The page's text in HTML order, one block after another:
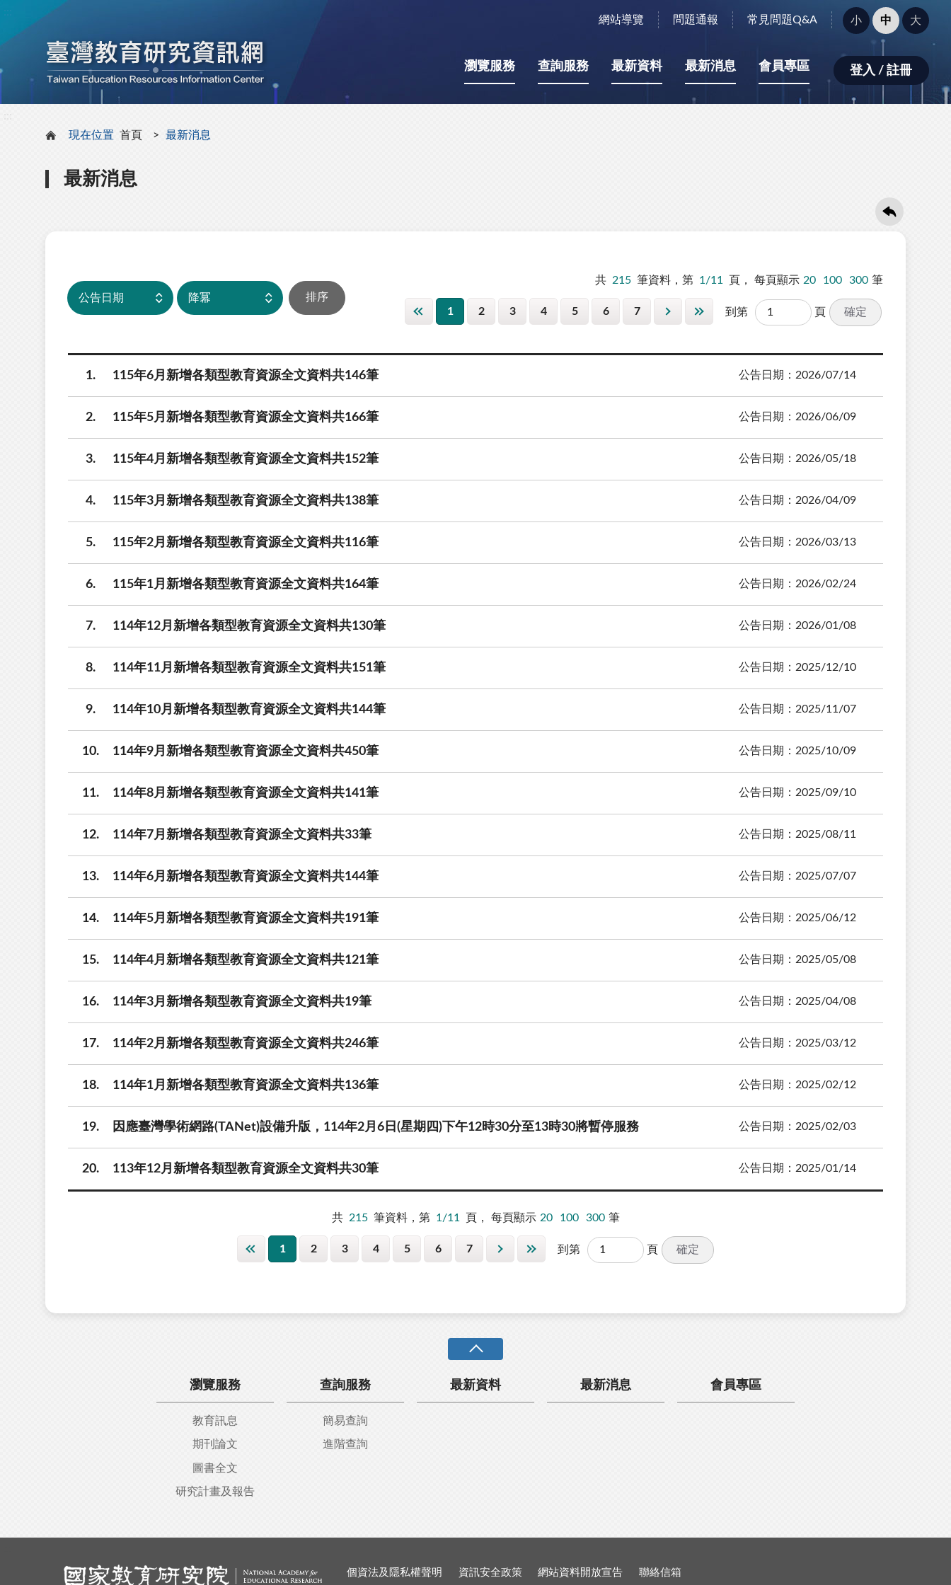
網站導覽 問題通報 常見問題Q&A
字
型
小：
小 中 大
瀏覽服務 查詢服務 最新資料 最新消息 會員專區 登入 / 註冊
現在位置 首頁 最新消息
最新消息
共 215 筆資料，第 1/11 頁， 每頁顯示 20 100 300 筆
1 2 3 4 5 6 7 到第 頁 確定
1 115年6月新增各類型教育資源全文資料共146筆 公告日期：2026/07/14
2 115年5月新增各類型教育資源全文資料共166筆 公告日期：2026/06/09
3 115年4月新增各類型教育資源全文資料共152筆 公告日期：2026/05/18
4 115年3月新增各類型教育資源全文資料共138筆 公告日期：2026/04/09
5 115年2月新增各類型教育資源全文資料共116筆 公告日期：2026/03/13
6 115年1月新增各類型教育資源全文資料共164筆 公告日期：2026/02/24
7 114年12月新增各類型教育資源全文資料共130筆 公告日期：2026/01/08
8 114年11月新增各類型教育資源全文資料共151筆 公告日期：2025/12/10
9 114年10月新增各類型教育資源全文資料共144筆 公告日期：2025/11/07
10 114年9月新增各類型教育資源全文資料共450筆 公告日期：2025/10/09
11 114年8月新增各類型教育資源全文資料共141筆 公告日期：2025/09/10
12 114年7月新增各類型教育資源全文資料共33筆 公告日期：2025/08/11
13 114年6月新增各類型教育資源全文資料共144筆 公告日期：2025/07/07
14 114年5月新增各類型教育資源全文資料共191筆 公告日期：2025/06/12
15 114年4月新增各類型教育資源全文資料共121筆 公告日期：2025/05/08
16 114年3月新增各類型教育資源全文資料共19筆 公告日期：2025/04/08
17 114年2月新增各類型教育資源全文資料共246筆 公告日期：2025/03/12
18 114年1月新增各類型教育資源全文資料共136筆 公告日期：2025/02/12
19 因應臺灣學術網路(TANet)設備升版，114年2月6日(星期四)下午12時30分至13時30將暫停服務 公告日期：2025/02/03
20 113年12月新增各類型教育資源全文資料共30筆 公告日期：2025/01/14
共 215 筆資料，第 1/11 頁， 每頁顯示 20 100 300 筆
1 2 3 4 5 6 7 到第 頁 確定
瀏覽服務
教育訊息
期刊論文
圖書全文
研究計畫及報告
查詢服務
簡易查詢
進階查詢
最新資料 最新消息 會員專區
個資法及隱私權聲明 資訊安全政策 網站資料開放宣告 聯絡信箱